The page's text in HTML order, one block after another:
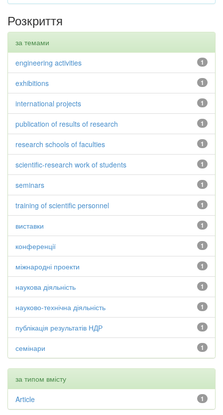
Розкриття
за темами
1
engineering activities
1
exhibitions
1
international projects
1
publication of results of research
1
research schools of faculties
1
scientific-research work of students
1
seminars
1
training of scientific personnel
1
виставки
1
конференції
1
міжнародні проекти
1
наукова діяльність
1
науково-технічна діяльність
1
публікація результатів НДР
1
семінари
за типом вмісту
1
Article